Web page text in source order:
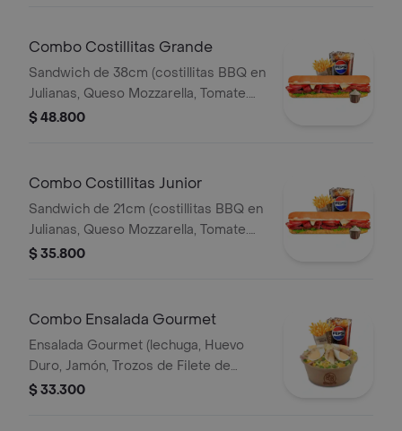
Combo Costillitas Grande
Sandwich de 38cm (costillitas BBQ en
Julianas, Queso Mozzarella, Tomate.
Salsa Bbq, Lechuga y Salsa de Ajo)
$ 48.800
Combo Costillitas Junior
Sandwich de 21cm (costillitas BBQ en
Julianas, Queso Mozzarella, Tomate.
Salsa Bbq, Lechuga y Salsa de Ajo)
$ 35.800
Combo Ensalada Gourmet
Ensalada Gourmet (lechuga, Huevo
Duro, Jamón, Trozos de Filete de
Pechuga, Queso Holandés, Arvejas,
$ 33.300